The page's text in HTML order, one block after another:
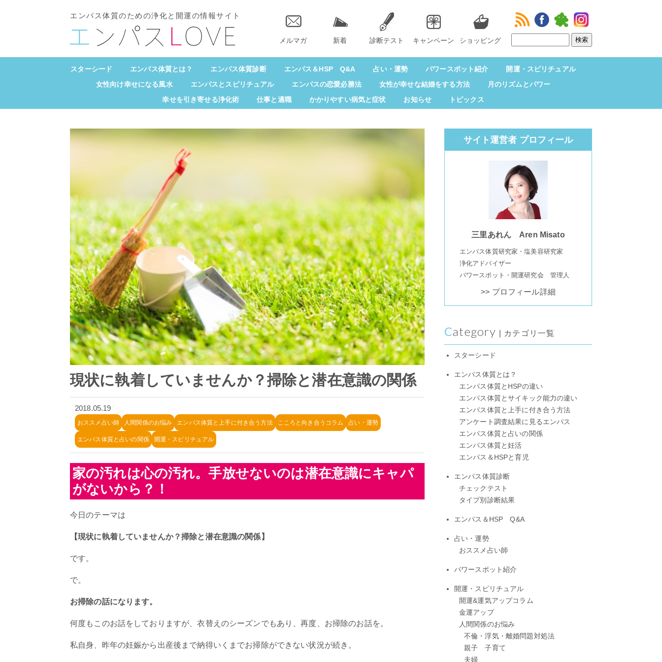
エンパス体質のための浄化と開運の情報サイト
メルマガ 新着 診断テスト キャンペーン ショッピング
スターシード エンパス体質とは？ エンパス体質診断 エンパス＆HSP Q&A 占い・運勢 パワースポット紹介
開運・スピリチュアル
女性向け幸せになる風水
エンパスとスピリチュアル エンパスの恋愛必勝法 女性が幸せな結婚をする方法
月のリズムとパワー
幸せを引き寄せる浄化術
仕事と適職 かかりやすい病気と症状 お知らせ トピックス
現状に執着していませんか？掃除と潜在意識の関係
2018.05.19
おススメ占い師 人間関係のお悩み エンパス体質と上手に付き合う方法 こころと向き合うコラム 占い・運勢
エンパス体質と占いの関係 開運・スピリチュアル
家の汚れは心の汚れ。手放せないのは潜在意識にキャパ
がないから？！
今日のテーマは
【現状に執着していませんか？掃除と潜在意識の関係】
です。
で。
お掃除の話になります。
何度もこのお話をしておりますが、衣替えのシーズンでもあり、再度、お掃除のお話を。
私自身、昨年の妊娠から出産後まで納得いくまでお掃除ができない状況が続き。
サイト運営者 プロフィール
三里あれん Aren Misato
エンパス体質研究家・塩美容研究家
浄化アドバイザー
パワースポット・開運研究会 管理人
>> プロフィール詳細
Category | カテゴリ一覧
スターシード
エンパス体質とは？
エンパス体質とHSPの違い
エンパス体質とサイキック能力の違い
エンパス体質と上手に付き合う方法
アンケート調査結果に見るエンパス
エンパス体質と占いの関係
エンパス体質と妊活
エンパス＆HSPと育児
エンパス体質診断
チェックテスト
タイプ別診断結果
エンパス＆HSP Q&A
占い・運勢
おススメ占い師
パワースポット紹介
開運・スピリチュアル
開運&運気アップコラム
金運アップ
人間関係のお悩み
不倫・浮気・離婚問題対処法
親子 子育て
夫婦